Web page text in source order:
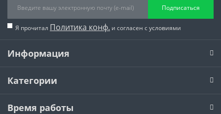
Подписаться
Я прочитал Политика конф. и согласен с условиями
Информация
Категории
Время работы